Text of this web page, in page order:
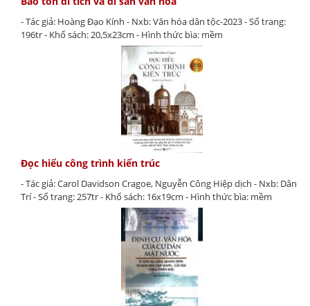
- Tác giả: Hoàng Đạo Kính - Nxb: Văn hóa dân tộc-2023 - Số trang:
196tr - Khổ sách: 20,5x23cm - Hình thức bìa: mềm
Đọc hiểu công trình kiến trúc
- Tác giả: Carol Davidson Cragoe, Nguyễn Công Hiệp dịch - Nxb: Dân
Trí - Số trang: 257tr - Khổ sách: 16x19cm - Hình thức bìa: mềm